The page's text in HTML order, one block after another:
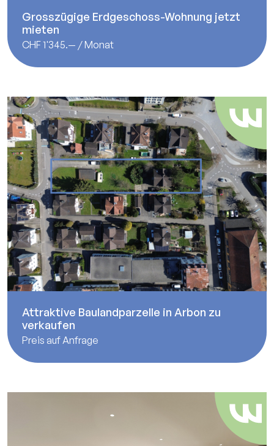
Grosszügige Erdgeschoss-Wohnung jetzt
mieten
CHF 1'345.— / Monat
Attraktive Baulandparzelle in Arbon zu
verkaufen
Preis auf Anfrage